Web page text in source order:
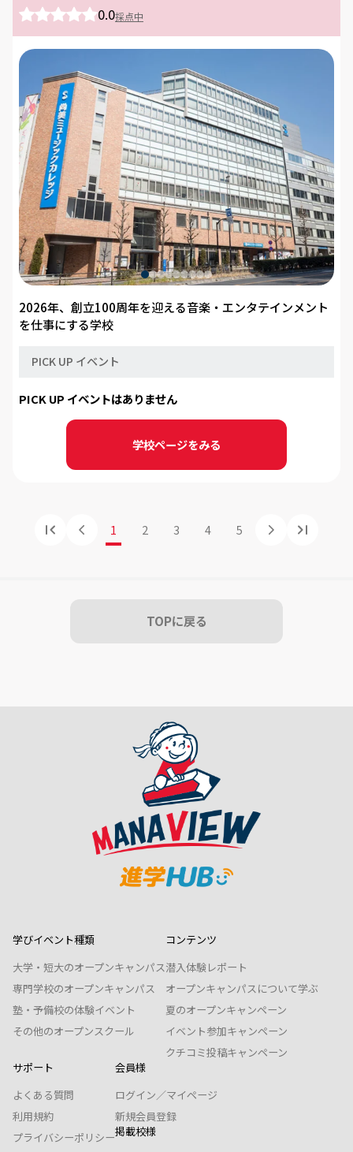
0.0採点中
2026年、創立100周年を迎える音楽・エンタテインメント
を仕事にする学校
PICK UP イベント
PICK UP イベントはありません
学校ページをみる
1 2 3 4 5
TOPに戻る
学びイベント種類
大学・短大のオープンキャンパス
専門学校のオープンキャンパス
塾・予備校の体験イベント
その他のオープンスクール
コンテンツ
潜入体験レポート
オープンキャンパスについて学ぶ
夏のオープンキャンペーン
イベント参加キャンペーン
クチコミ投稿キャンペーン
サポート
よくある質問
利用規約
プライバシーポリシー
会員様
ログイン／マイページ
新規会員登録
掲載校様